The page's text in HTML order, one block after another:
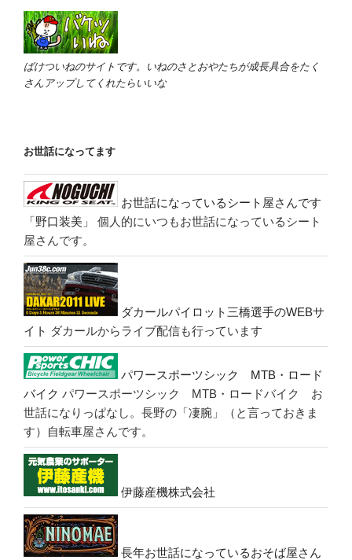
ばけついねのサイトです。いねのさとおやたちが成長具合をたく
さんアップしてくれたらいいな
お世話になってます
お世話になっているシート屋さんです
「野口装美」
個人的にいつもお世話になっているシート
屋さんです。
ダカールパイロット三橋選手のWEBサ
イト ダカールからライブ配信も行っています
パワースポーツシック MTB・ロード
バイク パワースポーツシック MTB・ロードバイク お
世話になりっぱなし。長野の「凄腕」（と言っておきま
す）自転車屋さんです。
伊藤産機株式会社
長年お世話になっているおそば屋さん